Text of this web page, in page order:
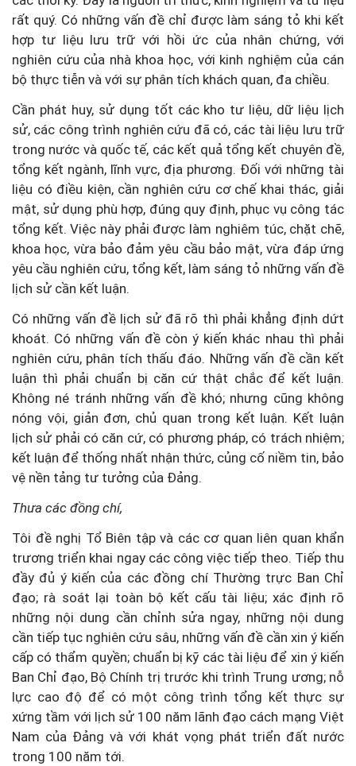
rất quý. Có những vấn đề chỉ được làm sáng tỏ khi kết
hợp tư liệu lưu trữ với hồi ức của nhân chứng, với
nghiên cứu của nhà khoa học, với kinh nghiệm của cán
bộ thực tiễn và với sự phân tích khách quan, đa chiều.
Cần phát huy, sử dụng tốt các kho tư liệu, dữ liệu lịch
sử, các công trình nghiên cứu đã có, các tài liệu lưu trữ
trong nước và quốc tế, các kết quả tổng kết chuyên đề,
tổng kết ngành, lĩnh vực, địa phương. Đối với những tài
liệu có điều kiện, cần nghiên cứu cơ chế khai thác, giải
mật, sử dụng phù hợp, đúng quy định, phục vụ công tác
tổng kết. Việc này phải được làm nghiêm túc, chặt chẽ,
khoa học, vừa bảo đảm yêu cầu bảo mật, vừa đáp ứng
yêu cầu nghiên cứu, tổng kết, làm sáng tỏ những vấn đề
lịch sử cần kết luận.
Có những vấn đề lịch sử đã rõ thì phải khẳng định dứt
khoát. Có những vấn đề còn ý kiến khác nhau thì phải
nghiên cứu, phân tích thấu đáo. Những vấn đề cần kết
luận thì phải chuẩn bị căn cứ thật chắc để kết luận.
Không né tránh những vấn đề khó; nhưng cũng không
nóng vội, giản đơn, chủ quan trong kết luận. Kết luận
lịch sử phải có căn cứ, có phương pháp, có trách nhiệm;
kết luận để thống nhất nhận thức, củng cố niềm tin, bảo
vệ nền tảng tư tưởng của Đảng.
Thưa các đồng chí,
Tôi đề nghị Tổ Biên tập và các cơ quan liên quan khẩn
trương triển khai ngay các công việc tiếp theo. Tiếp thu
đầy đủ ý kiến của các đồng chí Thường trực Ban Chỉ
đạo; rà soát lại toàn bộ kết cấu tài liệu; xác định rõ
những nội dung cần chỉnh sửa ngay, những nội dung
cần tiếp tục nghiên cứu sâu, những vấn đề cần xin ý kiến
cấp có thẩm quyền; chuẩn bị kỹ các tài liệu để xin ý kiến
Ban Chỉ đạo, Bộ Chính trị trước khi trình Trung ương; nỗ
lực cao độ để có một công trình tổng kết thực sự
xứng tầm với lịch sử 100 năm lãnh đạo cách mạng Việt
Nam của Đảng và với khát vọng phát triển đất nước
trong 100 năm tới.